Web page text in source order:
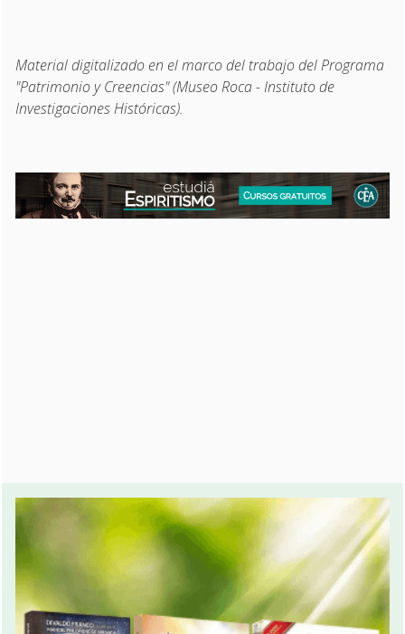
Material digitalizado en el marco del trabajo del Programa
"Patrimonio y Creencias" (Museo Roca - Instituto de
Investigaciones Históricas).